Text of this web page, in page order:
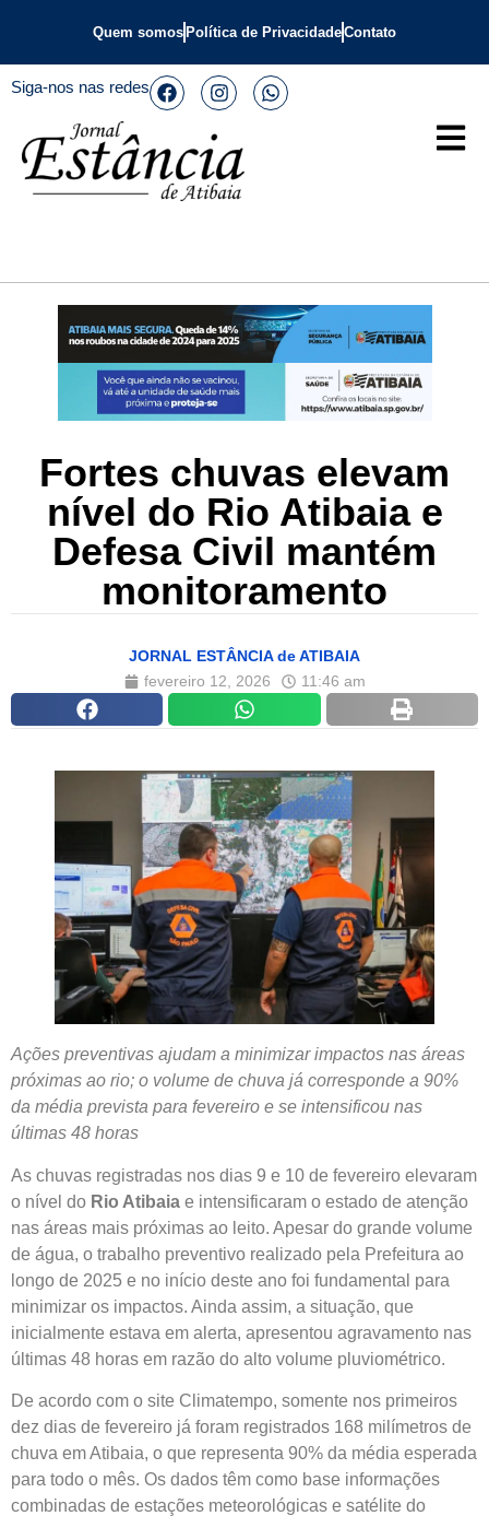
Quem somos Política de PrivacidadeContato
Siga-nos nas redes
Fortes chuvas elevam
nível do Rio Atibaia e
Defesa Civil mantém
monitoramento
JORNAL ESTÂNCIA de ATIBAIA
fevereiro 12, 2026
11:46 am
Ações preventivas ajudam a minimizar impactos nas áreas
próximas ao rio; o volume de chuva já corresponde a 90%
da média prevista para fevereiro e se intensificou nas
últimas 48 horas
As chuvas registradas nos dias 9 e 10 de fevereiro elevaram
o nível do Rio Atibaia e intensificaram o estado de atenção
nas áreas mais próximas ao leito. Apesar do grande volume
de água, o trabalho preventivo realizado pela Prefeitura ao
longo de 2025 e no início deste ano foi fundamental para
minimizar os impactos. Ainda assim, a situação, que
inicialmente estava em alerta, apresentou agravamento nas
últimas 48 horas em razão do alto volume pluviométrico.
De acordo com o site Climatempo, somente nos primeiros
dez dias de fevereiro já foram registrados 168 milímetros de
chuva em Atibaia, o que representa 90% da média esperada
para todo o mês. Os dados têm como base informações
combinadas de estações meteorológicas e satélite do